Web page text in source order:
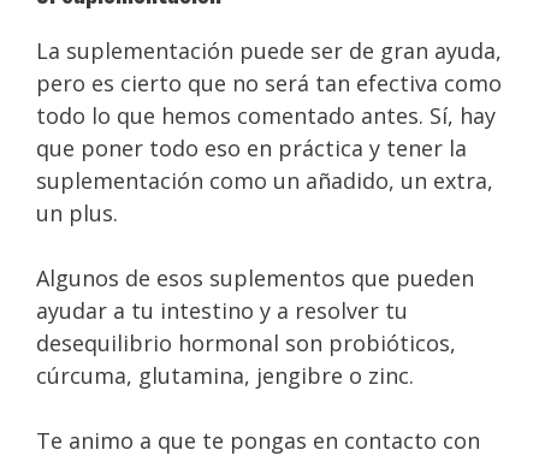
La suplementación puede ser de gran ayuda,
pero es cierto que no será tan efectiva como
todo lo que hemos comentado antes. Sí, hay
que poner todo eso en práctica y tener la
suplementación como un añadido, un extra,
un plus.
Algunos de esos suplementos que pueden
ayudar a tu intestino y a resolver tu
desequilibrio hormonal son probióticos,
cúrcuma, glutamina, jengibre o zinc.
Te animo a que te pongas en contacto con